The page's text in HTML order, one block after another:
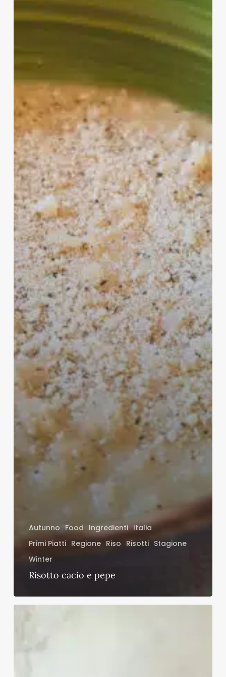
Autunno Food Ingredienti Italia
Primi Piatti Regione Riso Risotti Stagione
Winter
Risotto cacio e pepe